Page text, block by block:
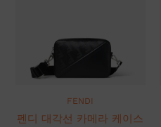
FENDI
펜디 대각선 카메라 케이스